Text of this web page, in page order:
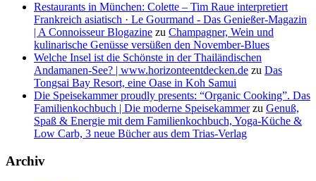
Restaurants in München: Colette – Tim Raue interpretiert
Frankreich asiatisch · Le Gourmand - Das Genießer-Magazin
| A Connoisseur Blogazine zu Champagner, Wein und
kulinarische Genüsse versüßen den November-Blues
Welche Insel ist die Schönste in der Thailändischen
Andamanen-See? | www.horizonteentdecken.de zu Das
Tongsai Bay Resort, eine Oase in Koh Samui
Die Speisekammer proudly presents: “Organic Cooking”. Das
Familienkochbuch | Die moderne Speisekammerzu Genuß,
Spaß & Energie mit dem Familienkochbuch, Yoga-Küche &
Low Carb, 3 neue Bücher aus dem Trias-Verlag
Archiv